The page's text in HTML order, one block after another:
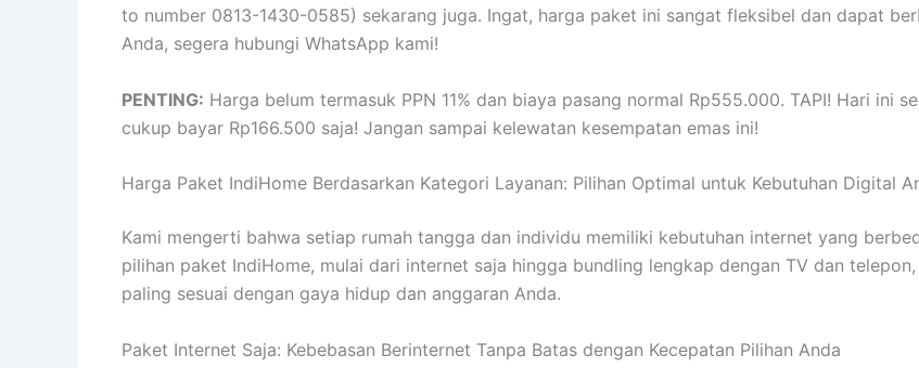
to number 0813-1430-0585) sekarang juga. Ingat, harga paket ini sangat fleksibel dan dapat
Anda, segera hubungi WhatsApp kami!
PENTING: Harga belum termasuk PPN 11% dan biaya pasang normal Rp555.000. TAPI! Hari ini
cukup bayar Rp166.500 saja! Jangan sampai kelewatan kesempatan emas ini!
Harga Paket IndiHome Berdasarkan Kategori Layanan: Pilihan Optimal untuk Kebutuhan Digital
Kami mengerti bahwa setiap rumah tangga dan individu memiliki kebutuhan internet yang
pilihan paket IndiHome, mulai dari internet saja hingga bundling lengkap dengan TV dan
paling sesuai dengan gaya hidup dan anggaran Anda.
Paket Internet Saja: Kebebasan Berinternet Tanpa Batas dengan Kecepatan Pilihan Anda